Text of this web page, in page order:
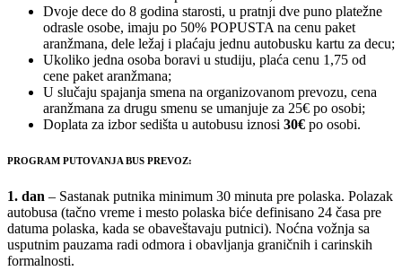
Dvoje dece do 8 godina starosti, u pratnji dve puno platežne
odrasle osobe, imaju po 50% POPUSTA na cenu paket
aranžmana, dele ležaj i plaćaju jednu autobusku kartu za decu;
Ukoliko jedna osoba boravi u studiju, plaća cenu 1,75 od
cene paket aranžmana;
U slučaju spajanja smena na organizovanom prevozu, cena
aranžmana za drugu smenu se umanjuje za 25€ po osobi;
Doplata za izbor sedišta u autobusu iznosi 30€ po osobi.
PROGRAM PUTOVANJA BUS PREVOZ:
1. dan – Sastanak putnika minimum 30 minuta pre polaska. Polazak
autobusa (tačno vreme i mesto polaska biće definisano 24 časa pre
datuma polaska, kada se obaveštavaju putnici). Noćna vožnja sa
usputnim pauzama radi odmora i obavljanja graničnih i carinskih
formalnosti.